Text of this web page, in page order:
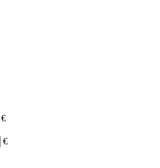
€
€